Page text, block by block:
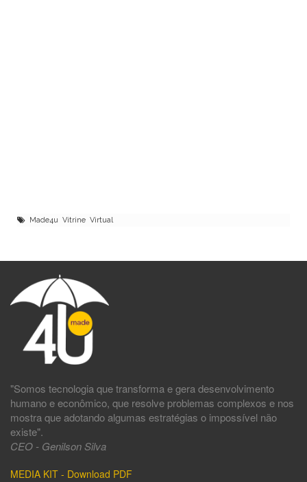
Made4u Vitrine Virtual
"Somos tecnologia que transforma e gera desenvolvimento
humano e econômico, que resolve problemas complexos e nos
mostra que adotando algumas estratégias o impossível não
existe".
CEO - Genilson Silva
MEDIA KIT - Download PDF